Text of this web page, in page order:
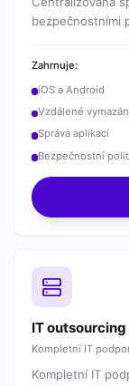
bezpečnostními
Zahrnuje:
iOS a Android
Vzdálené
Správa aplikací
Bezpečnostní
IT outsourcing
Kompletní IT
Kompletní IT